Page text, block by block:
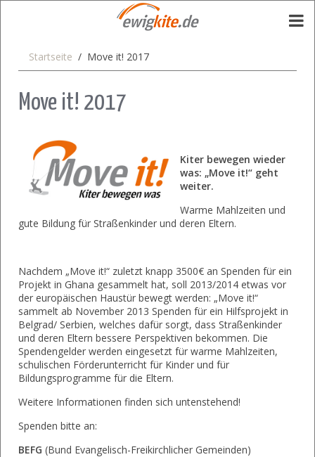
Startseite Move it! 2017
Move it! 2017
Kiter bewegen wieder
was: „Move it!“ geht
weiter.
Warme Mahlzeiten und
gute Bildung für Straßenkinder und deren Eltern.
Nachdem „Move it!“ zuletzt knapp 3500€ an Spenden für ein
Projekt in Ghana gesammelt hat, soll 2013/2014 etwas vor
der europäischen Haustür bewegt werden: „Move it!“
sammelt ab November 2013 Spenden für ein Hilfsprojekt in
Belgrad/ Serbien, welches dafür sorgt, dass Straßenkinder
und deren Eltern bessere Perspektiven bekommen. Die
Spendengelder werden eingesetzt für warme Mahlzeiten,
schulischen Förderunterricht für Kinder und für
Bildungsprogramme für die Eltern.
Weitere Informationen finden sich untenstehend!
Spenden bitte an:
BEFG (Bund Evangelisch-Freikirchlicher Gemeinden)